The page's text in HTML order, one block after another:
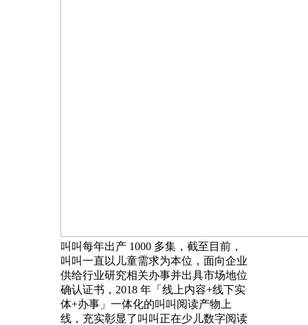
叫叫每年出产 1000 多集，截至目前，
叫叫一直以儿童需求为本位，面向企业
供给行业研究相关办事并出具市场地位
确认证书，2018 年「线上内容+线下实
体+办事」一体化的叫叫阅读产物上
线，充实彰显了叫叫正在少儿数字阅读